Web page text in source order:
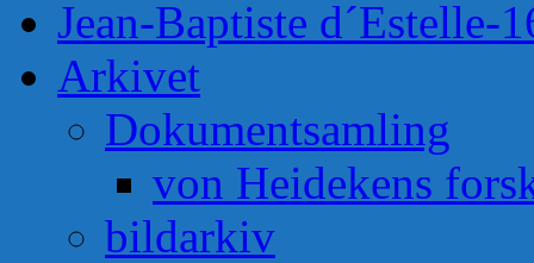
Jean-Baptiste d´Estelle-
Arkivet
Dokumentsamling
von Heidekens
bildarkiv